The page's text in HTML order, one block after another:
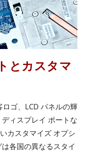
とカスタマ
ゴ、LCD パネルの輝
ィスプレイ ポートな
カスタマイズ オプシ
各国の異なるスタイ